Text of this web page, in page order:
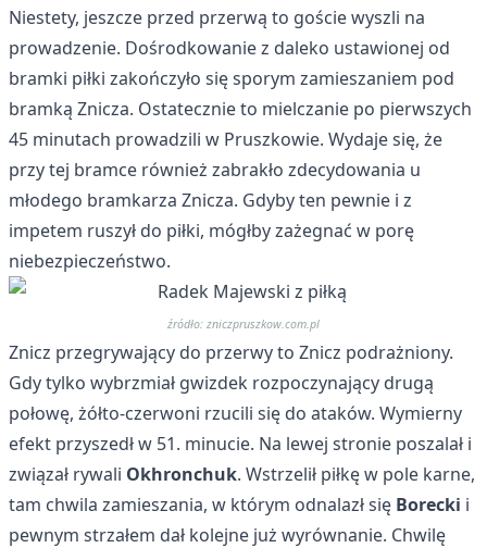
Niestety, jeszcze przed przerwą to goście wyszli na
prowadzenie. Dośrodkowanie z daleko ustawionej od
bramki piłki zakończyło się sporym zamieszaniem pod
bramką Znicza. Ostatecznie to mielczanie po pierwszych
45 minutach prowadzili w Pruszkowie. Wydaje się, że
przy tej bramce również zabrakło zdecydowania u
młodego bramkarza Znicza. Gdyby ten pewnie i z
impetem ruszył do piłki, mógłby zażegnać w porę
niebezpieczeństwo.
źródło: zniczpruszkow.com.pl
Znicz przegrywający do przerwy to Znicz podrażniony.
Gdy tylko wybrzmiał gwizdek rozpoczynający drugą
połowę, żółto-czerwoni rzucili się do ataków. Wymierny
efekt przyszedł w 51. minucie. Na lewej stronie poszalał i
związał rywali Okhronchuk. Wstrzelił piłkę w pole karne,
tam chwila zamieszania, w którym odnalazł się Borecki i
pewnym strzałem dał kolejne już wyrównanie. Chwilę